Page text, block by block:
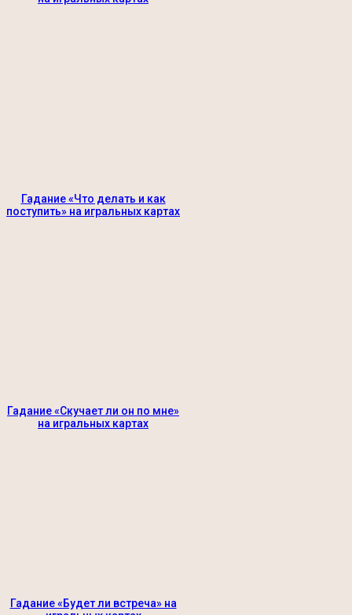
Гадание «Что делать и как
поступить» на игральных картах
Гадание «Скучает ли он по мне»
на игральных картах
Гадание «Будет ли встреча» на